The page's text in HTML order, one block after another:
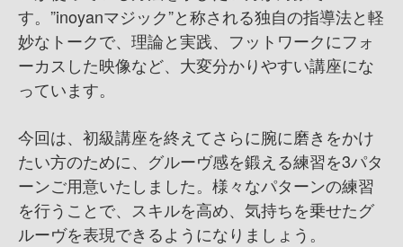
す。”inoyanマジック”と称される独自の指導法と軽
妙なトークで、理論と実践、フットワークにフォ
ーカスした映像など、大変分かりやすい講座にな
っています。
今回は、初級講座を終えてさらに腕に磨きをかけ
たい方のために、グルーヴ感を鍛える練習を3パタ
ーンご用意いたしました。様々なパターンの練習
を行うことで、スキルを高め、気持ちを乗せたグ
ルーヴを表現できるようになりましょう。